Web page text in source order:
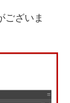
ございま